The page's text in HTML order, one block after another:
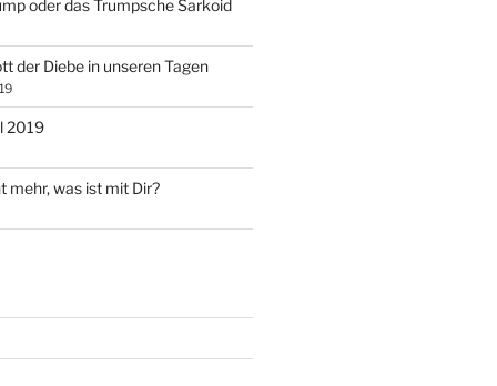
oder das Trumpsche Sarkoid
der Diebe in unseren Tagen
2019
mehr, was ist mit Dir?